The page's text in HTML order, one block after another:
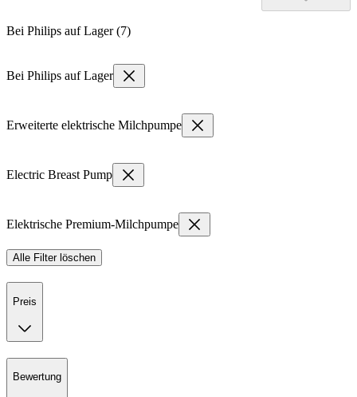
Bei Philips auf Lager (7)
Bei Philips auf Lager
Erweiterte elektrische Milchpumpe
Electric Breast Pump
Elektrische Premium-Milchpumpe
Alle Filter löschen
Preis
Bewertung